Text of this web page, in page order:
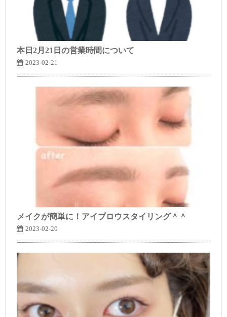
本日2月21日の営業時間について
2023-02-21
メイクが簡単に！アイブロウスタイリング＾＾
2023-02-20